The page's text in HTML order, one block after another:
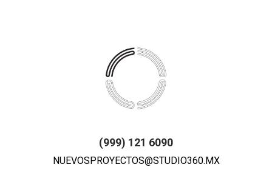
(999) 121 6090
NUEVOSPROYECTOS@STUDIO360.MX